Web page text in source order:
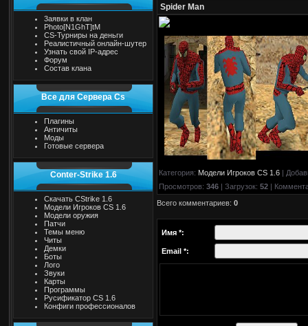
3аявки в клан
Photo[N1GhT]tM
CS-Турниры на деньги
Реалистичный онлайн-шутер
Узнать свой IP-адрес
Форум
Состав клана
Все для Сервера Cs
Плагины
Античиты
Моды
Готовые сервера
Conter-Strike 1.6
Скачать CStrike 1.6
Модели Игроков CS 1.6
Модели оружия
Патчи
Темы меню
Читы
Демки
Боты
Лого
Звуки
Карты
Программы
Русификатор CS 1.6
Конфиги профессионалов
Spider Man
Категория: Модели Игроков CS 1.6 |
Просмотров: 346 | Загрузок: 52 |
Всего комментариев: 0
Имя *:
Email *: